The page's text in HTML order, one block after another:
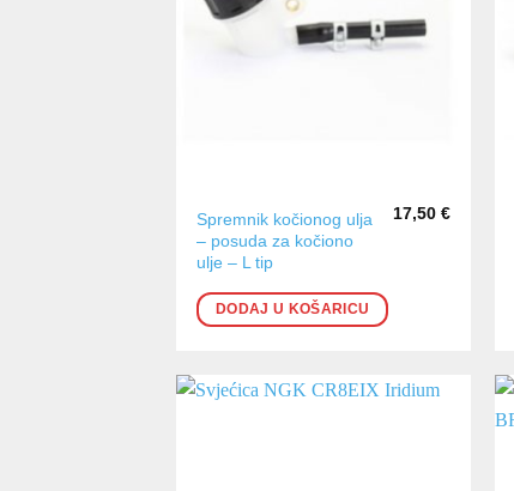
Spremnik kočionog ulja
– posuda za kočiono
ulje – L tip
17,50€
DODAJ U KOŠARICU